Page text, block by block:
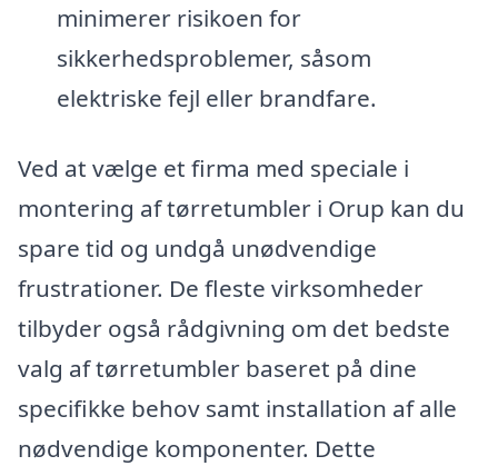
minimerer risikoen for
sikkerhedsproblemer, såsom
elektriske fejl eller brandfare.
Ved at vælge et firma med speciale i
montering af tørretumbler i Orup kan du
spare tid og undgå unødvendige
frustrationer. De fleste virksomheder
tilbyder også rådgivning om det bedste
valg af tørretumbler baseret på dine
specifikke behov samt installation af alle
nødvendige komponenter. Dette